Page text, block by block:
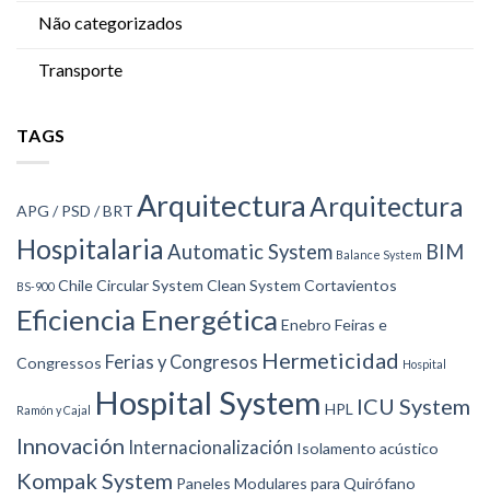
Não categorizados
Transporte
TAGS
APG / PSD / BRT Arquitectura Arquitectura
Hospitalaria Automatic System Balance System BIM
BS-900 ChileCircular System Clean System Cortavientos
Eficiencia Energética Enebro Feiras e
Congressos Ferias y Congresos Hermeticidad Hospital
Ramón y Cajal Hospital System HPL ICU System
Innovación Internacionalización Isolamento acústico
Kompak System Paneles Modulares para Quirófano